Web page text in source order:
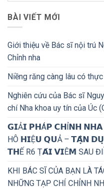
BÀI VIẾT MỚI
Giới thiệu về Bác sĩ nội trú
Chỉnh nha
Niềng răng càng lâu có
Nghiên cứu của Bác sĩ
chí Nha khoa uy tín của Úc
𝗚𝗜Ả𝗜 𝗣𝗛Á𝗣 𝗖𝗛Ỉ𝗡𝗛 𝗡𝗛𝗔
HÔ 𝗛𝗜Ệ𝗨 𝗤𝗨Ả – 𝗧𝗔̣̂𝗡
𝗧𝗛Ế R6 Ṭ𝗔́𝗜 𝗩𝗜Ê𝗠 SAU
KHI BÁC SĨ CỦA BẠN LÀ
NHỮNG TẠP CHÍ CHỈNH